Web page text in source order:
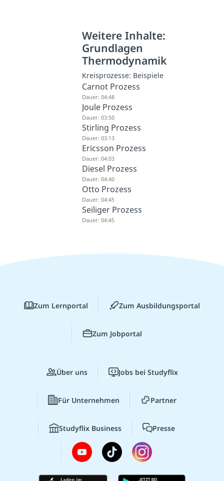
Weitere Inhalte:
Grundlagen
Thermodynamik
Kreisprozesse: Beispiele
Carnot Prozess
Dauer: 04:48
Joule Prozess
Dauer: 03:50
Stirling Prozess
Dauer: 03:13
Ericsson Prozess
Dauer: 04:03
Diesel Prozess
Dauer: 04:40
Otto Prozess
Dauer: 04:45
Seiliger Prozess
Dauer: 04:45
Zum Lernportal Zum Ausbildungsportal
Zum Jobportal
Über uns Jobs bei Studyflix
Für Unternehmen Partner
Studyflix Business Presse